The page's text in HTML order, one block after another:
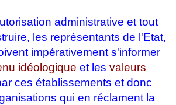
administrative et tout
les représentants de l'Etat,
impérativement s'informer
idéologique et les valeurs
ces établissements et donc
qui en réclament la